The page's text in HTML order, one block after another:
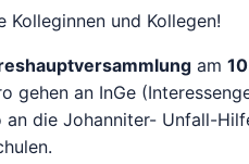
Kolleginnen und Kollegen!
am
gehen an InGe
an die Johanniter- Unfall-